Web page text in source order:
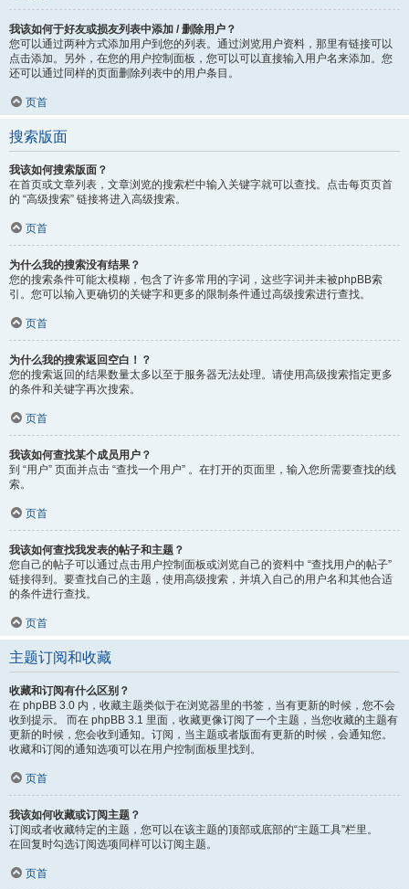
我该如何于好友或损友列表中添加 / 删除用户？
您可以通过两种方式添加用户到您的列表。通过浏览用户资料，那里有链接可以
点击添加。另外，在您的用户控制面板，您可以可以直接输入用户名来添加。您
还可以通过同样的页面删除列表中的用户条目。
页首
搜索版面
我该如何搜索版面？
在首页或文章列表，文章浏览的搜索栏中输入关键字就可以查找。点击每页页首
的 “高级搜索” 链接将进入高级搜索。
页首
为什么我的搜索没有结果？
您的搜索条件可能太模糊，包含了许多常用的字词，这些字词并未被phpBB索
引。您可以输入更确切的关键字和更多的限制条件通过高级搜索进行查找。
页首
为什么我的搜索返回空白！？
您的搜索返回的结果数量太多以至于服务器无法处理。请使用高级搜索指定更多
的条件和关键字再次搜索。
页首
我该如何查找某个成员用户？
到 “用户” 页面并点击 “查找一个用户” 。在打开的页面里，输入您所需要查找的线
索。
页首
我该如何查找我发表的帖子和主题？
您自己的帖子可以通过点击用户控制面板或浏览自己的资料中 “查找用户的帖子”
链接得到。要查找自己的主题，使用高级搜索，并填入自己的用户名和其他合适
的条件进行查找。
页首
主题订阅和收藏
收藏和订阅有什么区别？
在 phpBB 3.0 内，收藏主题类似于在浏览器里的书签，当有更新的时候，您不会
收到提示。 而在 phpBB 3.1 里面，收藏更像订阅了一个主题，当您收藏的主题有
更新的时候，您会收到通知。订阅，当主题或者版面有更新的时候，会通知您。
收藏和订阅的通知选项可以在用户控制面板里找到。
页首
我该如何收藏或订阅主题？
订阅或者收藏特定的主题，您可以在该主题的顶部或底部的“主题工具”栏里。
在回复时勾选订阅选项同样可以订阅主题。
页首